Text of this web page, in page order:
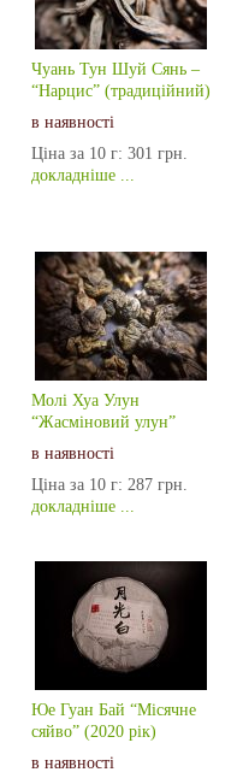
Чуань Тун Шуй Сянь –
“Нарцис” (традиційний)
в наявності
Ціна за 10 г: 301 грн.
докладніше ...
Молі Хуа Улун
“Жасміновий улун”
в наявності
Ціна за 10 г: 287 грн.
докладніше ...
Юе Гуан Бай “Місячне
сяйво” (2020 рік)
в наявності